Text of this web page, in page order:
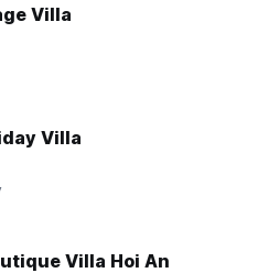
Villa
Villa
Villa Hoi An